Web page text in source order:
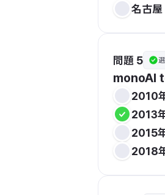
名古屋
問題 5
monoAI
2010
2013
2015
2018